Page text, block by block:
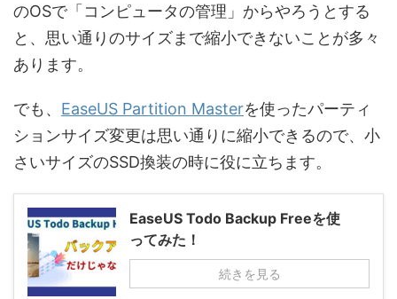
のOSで「コンピュータの管理」からやろうとする
と、思い通りのサイズまで縮小できないことが多々
あります。
でも、 EaseUS Partition Masterを使ったパーティ
ションサイズ変更は思い通りに縮小できるので、小
さいサイズのSSD換装の時に役に立ちます。
EaseUS Todo Backup Freeを使
ってみた！
続きを見る